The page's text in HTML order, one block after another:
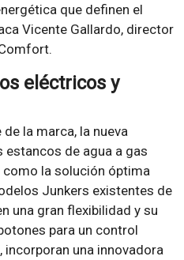
que definen el
Vicente Gallardo, director
eléctricos y
la marca, la nueva
de agua a gas
la solución óptima
Junkers existentes de
una gran flexibilidad y su
para un control
una innovadora